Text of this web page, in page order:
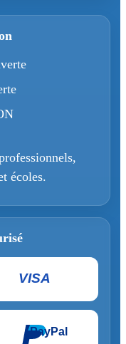
écoles.
VISA
PayPal